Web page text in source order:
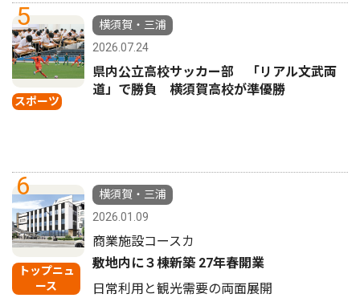
5
スポーツ
横須賀・三浦
2026.07.24
県内公立高校サッカー部 「リアル文武両
道」で勝負 横須賀高校が準優勝
6
トップニュ
ース
横須賀・三浦
2026.01.09
商業施設コースカ
敷地内に３棟新築 27年春開業
日常利用と観光需要の両面展開